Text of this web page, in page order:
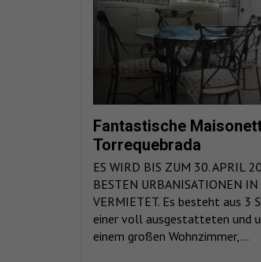
Fantastische
Torrequebrada
ES WIRD BIS ZUM 30. APRIL
BESTEN URBANISATIONEN
VERMIETET. Es besteht aus 3
einer voll ausgestatteten und
einem großen Wohnzimmer,...